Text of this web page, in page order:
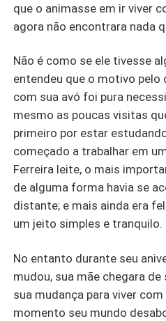
que o animasse em ir viver
agora não encontrara nada
Não é como se ele tivesse
entendeu que o motivo pelo
com sua avó foi pura
mesmo as poucas visitas
primeiro por estar
começado a trabalhar em
Ferreira leite, o mais
de alguma forma havia se
distante; e mais ainda era
um jeito simples e tranquilo.
No entanto durante seu
mudou, sua mãe chegara de
sua mudança para viver
momento seu mundo